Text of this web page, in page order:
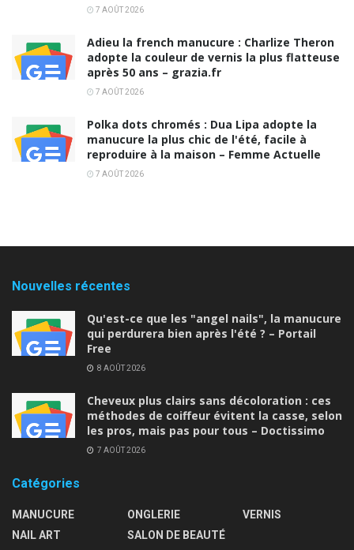
7 AOÛT 2026
Adieu la french manucure : Charlize Theron
adopte la couleur de vernis la plus flatteuse
après 50 ans – grazia.fr
7 AOÛT 2026
Polka dots chromés : Dua Lipa adopte la
manucure la plus chic de l'été, facile à
reproduire à la maison – Femme Actuelle
7 AOÛT 2026
Nouvelles récentes
Qu'est-ce que les "angel nails", la manucure
qui perdurera bien après l'été ? – Portail
Free
8 AOÛT 2026
Cheveux plus clairs sans décoloration : ces
méthodes de coiffeur évitent la casse, selon
les pros, mais pas pour tous – Doctissimo
7 AOÛT 2026
Catégories
MANUCURE
NAIL ART
ONGLERIE
SALON DE BEAUTÉ
VERNIS